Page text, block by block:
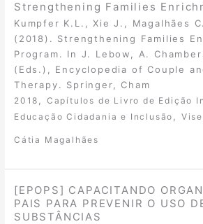
Strengthening Families
Kumpfer K.L., Xie J., Magalhães
(2018). Strengthening Families
Program. In J. Lebow, A.
(Eds.), Encyclopedia of Couple
Therapy. Springer, Cham
2018 Capítulos de Livro de Edição
Educação Cidadania e Inclusão
Cátia Magalhães
[EPOPS] CAPACITANDO
PAIS PARA PREVENIR O USO
SUBSTÂNCIAS